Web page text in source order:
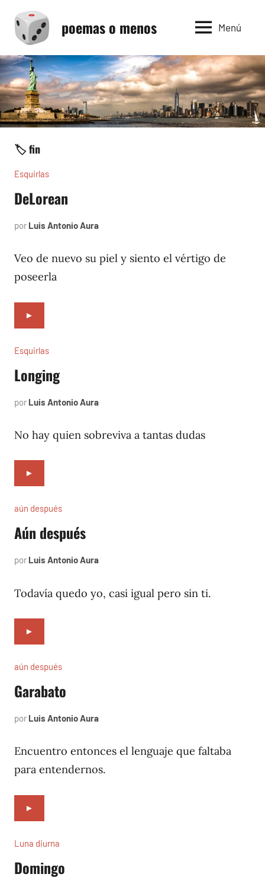
contenido
poemas o menos Menú
🏷️ fin
Esquirlas
DeLorean
por Luis Antonio Aura
2024
Veo de nuevo su piel y siento el vértigo de
poseerla
►
Esquirlas
Longing
por Luis Antonio Aura
2023
No hay quien sobreviva a tantas dudas
►
aún después
Aún después
por Luis Antonio Aura
2014
Todavía quedo yo, casi igual pero sin ti.
►
aún después
Garabato
por Luis Antonio Aura
2004
Encuentro entonces el lenguaje que faltaba
para entendernos.
►
Luna diurna
Domingo